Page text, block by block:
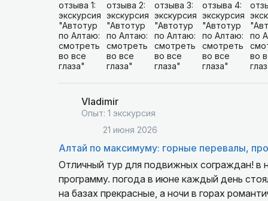
Vladimir
Опыт: 1 экскурсия
21 июня 2026
Алтай по максимуму: горные перевалы,
Отличный тур для подвижных сограждан! в
программу. погода в июне каждый день
на базах прекрасные, а ночи в горах